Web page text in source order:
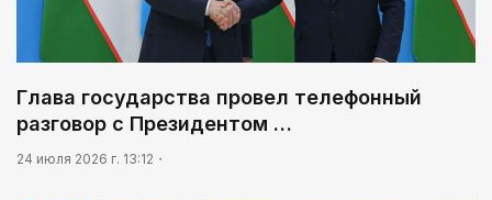
Глава государства провел телефонный
разговор с Президентом …
24 июля 2026 г. 13:12